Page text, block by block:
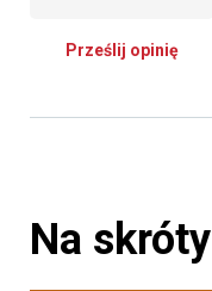
Prześlij opinię
Na skróty